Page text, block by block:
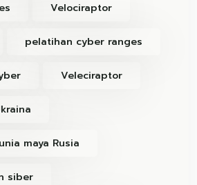
Velociraptor
pelatihan cyber ranges
Veleciraptor
maya Rusia
siber